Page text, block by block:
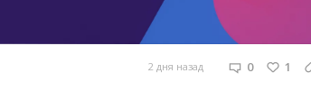
2 дня назад 0 1